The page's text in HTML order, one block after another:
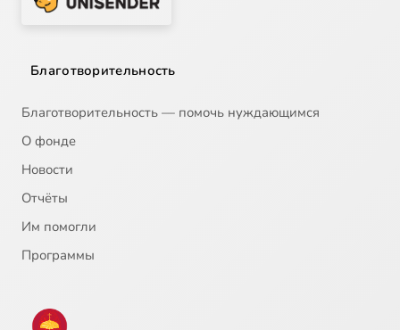
Благотворительность
Благотворительность — помочь нуждающимся
О фонде
Новости
Отчёты
Им помогли
Программы